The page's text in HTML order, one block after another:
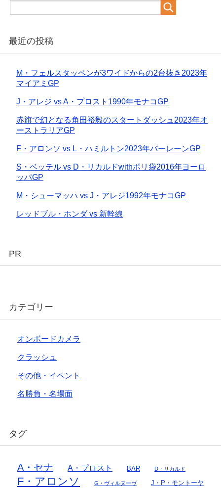
最近の投稿
M・フェルスタッペンが3ワイドからの2台抜き2023年
マイアミGP
J・アレジ vs A・プロスト1990年モナコGP
赤旗で幻となる角田裕毅のスタートダッシュ2023年オ
ーストラリアGP
F・アロンソ vs L・ハミルトン2023年バーレーンGP
S・ベッテル vs D・リカルドwithポリ袋2016年ヨーロ
ッパGP
M・シューマッハ vs J・アレジ1992年モナコGP
レッドブル・ホンダ vs 新幹線
PR
カテゴリー
オンボードカメラ
クラッシュ
その他・イベント
名勝負・名場面
タグ
A・セナ A・プロスト BAR D・リカルド
F・アロンソ G・ヴィルヌーヴ J・P・モントーヤ